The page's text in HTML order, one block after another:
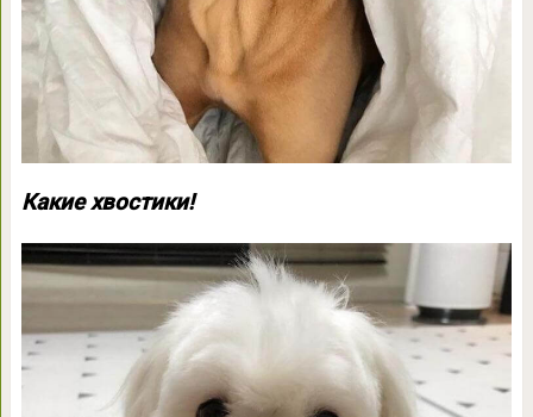
Какие хвостики!